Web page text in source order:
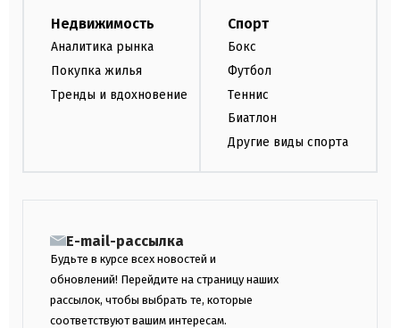
Недвижимость
Аналитика рынка
Покупка жилья
Тренды и вдохновение
Спорт
Бокс
Футбол
Теннис
Биатлон
Другие виды спорта
E-mail-рассылка
Будьте в курсе всех новостей и
обновлений! Перейдите на страницу наших
рассылок, чтобы выбрать те, которые
соответствуют вашим интересам.